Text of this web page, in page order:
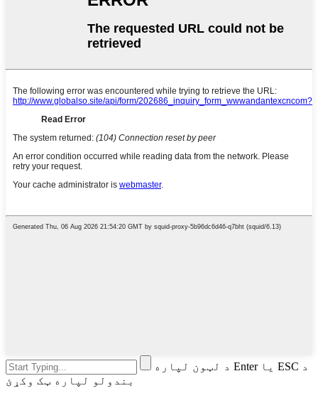
د لټون لپاره Enter یا ESC د
بندولو لپاره ټک وکړئ